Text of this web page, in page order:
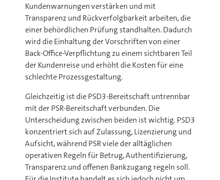
Kundenwarnungen verstärken und mit
Transparenz und Rückverfolgbarkeit arbeiten, die
einer behördlichen Prüfung standhalten. Dadurch
wird die Einhaltung der Vorschriften von einer
Back-Office-Verpflichtung zu einem sichtbaren Teil
der Kundenreise und erhöht die Kosten für eine
schlechte Prozessgestaltung.
Gleichzeitig ist die PSD3-Bereitschaft untrennbar
mit der PSR-Bereitschaft verbunden. Die
Unterscheidung zwischen beiden ist wichtig. PSD3
konzentriert sich auf Zulassung, Lizenzierung und
Aufsicht, während PSR viele der alltäglichen
operativen Regeln für Betrug, Authentifizierung,
Transparenz und offenen Bankzugang regeln soll.